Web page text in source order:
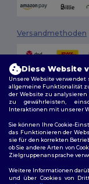
Versandmethoden
Allgemeine
Diese Website
Unsere Website verwendet
allgemeine Funktionalität
der Website zu
zu gewährleisten,
Interaktionen mit unserer
Sie können Ihre Cookie-
das Funktionieren der
sie für den korrekten
ob Sie andere Arten von
Zielgruppenansprache
Weitere Informationen
und über Cookies von